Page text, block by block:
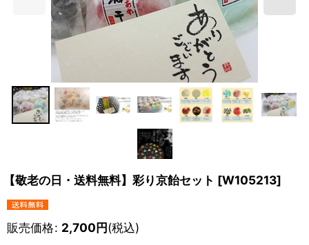
【敬老の日・送料無料】彩り京飴セット [W105213]
販売価格: 2,700円(税込)